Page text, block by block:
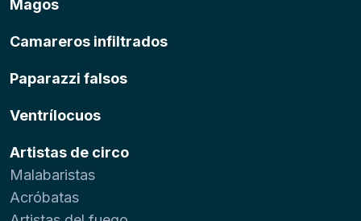
Magos
Camareros infiltrados
Paparazzi falsos
Ventrílocuos
Artistas de circo
Malabaristas
Acróbatas